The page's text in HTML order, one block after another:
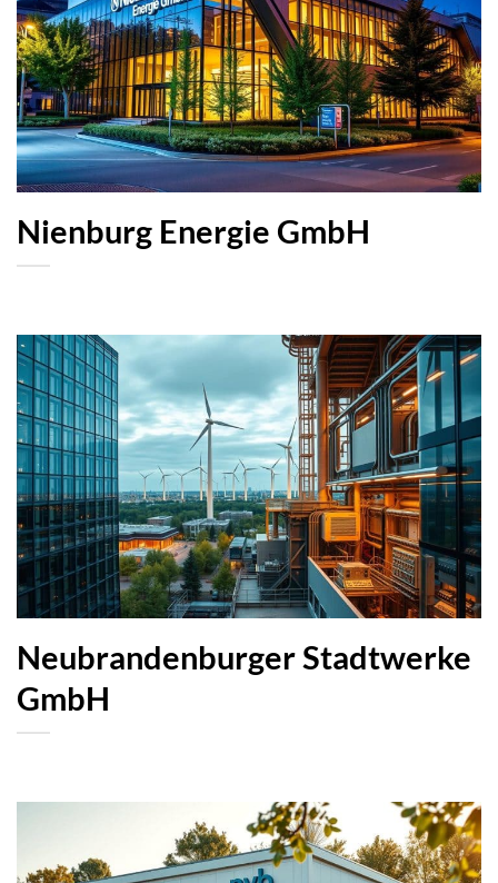
Nienburg Energie GmbH
Neubrandenburger Stadtwerke
GmbH